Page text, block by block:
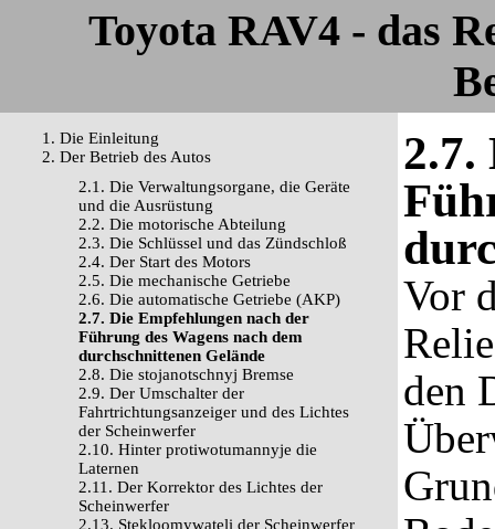
Toyota RAV4 - das
1. Die Einleitung
2. Der Betrieb des Autos
2.1. Die Verwaltungsorgane, die Geräte
und die Ausrüstung
2.2. Die motorische Abteilung
2.3. Die Schlüssel und das Zündschloß
2.4. Der Start des Motors
2.5. Die mechanische Getriebe
2.6. Die automatische Getriebe (AKP)
2.7. Die Empfehlungen nach der
Führung des Wagens nach dem
durchschnittenen Gelände
2.8. Die stojanotschnyj Bremse
2.9. Der Umschalter der
Fahrtrichtungsanzeiger und des Lichtes
der Scheinwerfer
2.10. Hinter protiwotumannyje die
Laternen
2.11. Der Korrektor des Lichtes der
Scheinwerfer
2.13. Stekloomywateli der Scheinwerfer
2.7.
Vor
den